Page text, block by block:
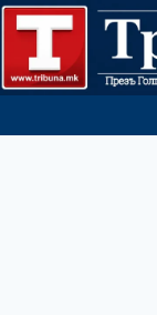
Skip
content